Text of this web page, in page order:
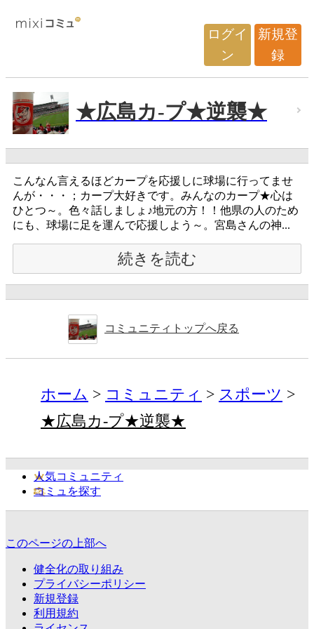
ログイ
ン
新規登
録
★広島カ-プ★逆襲★
こんなん言えるほどカープを応援しに球場に行ってませ
んが・・・；カープ大好きです。みんなのカープ★心は
ひとつ～。色々話しましょ♪地元の方！！他県の人のため
にも、球場に足を運んで応援しよう～。宮島さんの神...
続きを読む
コミュニティトップへ戻る
ホーム コミュニティ
スポーツ
★広島カ-プ★逆襲★
人気コミュニティ
コミュを探す
このページの上部へ
健全化の取り組み
プライバシーポリシー
新規登録
利用規約